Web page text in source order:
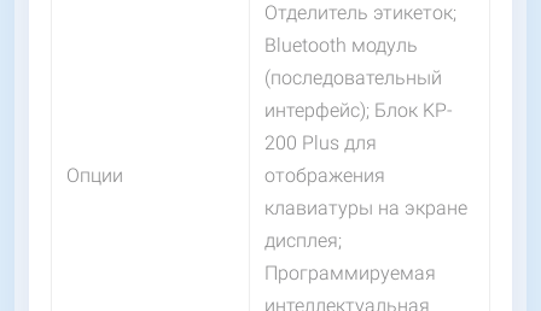
Опции
Отделитель этикеток;
Bluetooth модуль
(последовательный
интерфейс); Блок KP-
200 Plus для
отображения
клавиатуры на экране
дисплея;
Программируемая
интеллектуальная